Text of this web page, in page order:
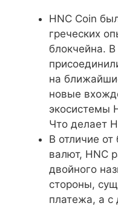
HNC Coin
греческих
блокчейна.
на
новые
экосистемы
Что делает
В отличие
валют, HNC
двойного
стороны,
платежа, а с